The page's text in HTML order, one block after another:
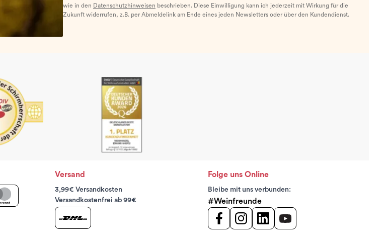
wie in den Datenschutzhinweisen beschrieben. Diese Einwilligung kann ich jederzeit mit Wirkung für die
Zukunft widerrufen, z.B. per Abmeldelink am Ende eines jeden Newsletters oder über den Kundendienst.
Versand
3,99€ Versandkosten
Versandkostenfrei ab 99€
Folge uns Online
Bleibe mit uns verbunden:
#Weinfreunde